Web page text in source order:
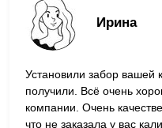
Ирина
Установили забор вашей
получили. Всё очень
компании. Очень
что не заказала у вас